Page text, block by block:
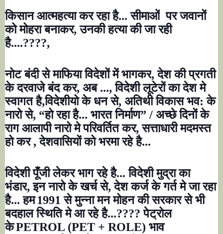
किसान आत्महत्या कर रहा है... सीमाओं पर जवानों
को मोहरा बनाकर,उनकी हत्या की जा रही
है....????,
नोट बंदी से माफिया विदेशों में भागकर,देश की प्रगती
के दरवाजे बंद कर, अब ...,विदेशी लूटेरों का देश मे
स्वागत है,विदेशीयो के धन से, अतिथी विकास भव: के
नारो से, “हो रहा है... भारत निर्माण” / अच्छे दिनों के
राग आलापी नारो मे परिवर्तित कर,सत्ताधारी मदमस्त
हो कर,देशवासियों को भरमा रहे है...
विदेशी पूँजी लेकर भाग रहे है... विदेशी मुद्रा का
भंडार,इन नारो के खर्च से,देश कर्ज के गर्त मे जा रहा
है... हम 1991से मुन्ना मन मोहन की सरकार से भी
बदहाल स्थिति मे आ रहे है...????पेट्रोल
केPETROL (PET + ROLE) भाव